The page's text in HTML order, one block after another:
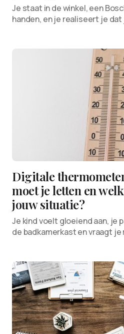
Je staat in de winkel, een
handen, en je realiseert je
Digitale
moet je letten en
jouw situatie?
Je kind voelt gloeiend aan, je
de badkamerkast en vraagt